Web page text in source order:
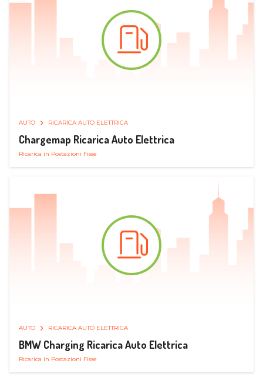
AUTO RICARICA AUTO ELETTRICA
Chargemap Ricarica Auto Elettrica
Ricarica in Postazioni Fisse
AUTO RICARICA AUTO ELETTRICA
BMW Charging Ricarica Auto Elettrica
Ricarica in Postazioni Fisse